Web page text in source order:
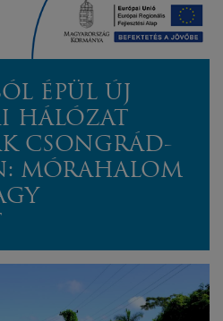
ÉPÜL ÚJ
HÁLÓZAT
CSONGRÁD-
MÓRAHALOM